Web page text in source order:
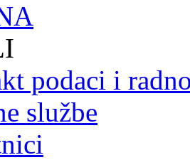
podaci i
službe